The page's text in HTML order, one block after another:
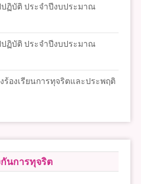
ฏิบัติ ประจำปีงบประมาณ
ฏิบัติ ประจำปีงบประมาณ
ร้องเรียนการทุจริตและประพฤติ
นการทุจริต